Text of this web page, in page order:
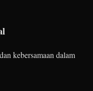
kebersamaan dalam